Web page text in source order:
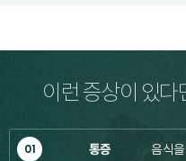
이런 증상이 있다
01 통증
음식을